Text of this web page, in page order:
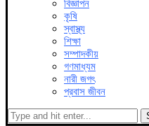
বিজ্ঞাপন
কৃষি
স্বাস্থ্য
শিক্ষা
সম্পাদকীয়
গণমাধ্যম
নারী জগৎ
প্রবাস জীবন